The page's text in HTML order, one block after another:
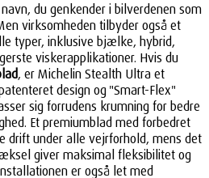
du genkender i bilverdenen som
virksomheden tilbyder også et
typer, inklusive bjælke, hybrid,
viskerapplikationer. Hvis du
, er Michelin Stealth Ultra et
design og "Smart-Flex"
sig forrudens krumning for bedre
Et premiumblad med forbedret
under alle vejrforhold, mens det
giver maksimal fleksibilitet og
er også let med